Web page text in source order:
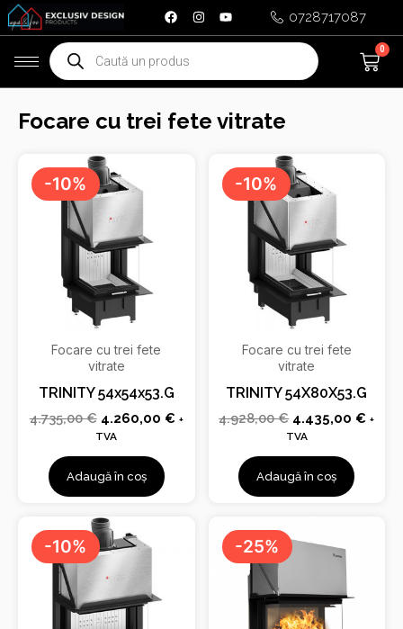
Skip
to
content
0728717087
Products
search
0
Focare cu trei fete vitrate
-10%
Focare cu trei fete
vitrate
TRINITY 54x54x53.G
4.735,00€
Prețul
inițial
a
fost:
4.260,00 € +
TVA
Adaugă în coș
-10%
Focare cu trei fete
vitrate
TRINITY 54X80X53.G
4.928,00€
Prețul
inițial
a
4.435,00€ +
TVA
Adaugă în coș
-10%
Prețul
inițial
a
fost:
4.788,00 €.
4.309,00 €.
-25%
inițial
6.048,00 €.